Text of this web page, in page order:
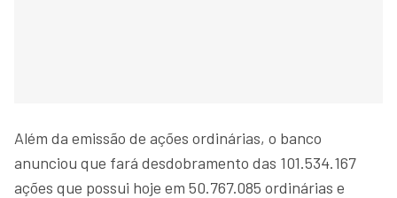
Além da emissão de ações ordinárias, o banco
anunciou que fará desdobramento das 101.534.167
ações que possui hoje em 50.767.085 ordinárias e